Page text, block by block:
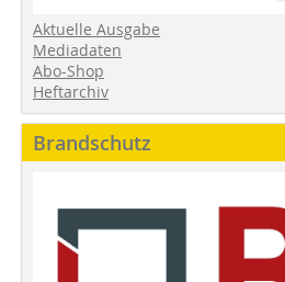
Aktuelle Ausgabe
Mediadaten
Abo-Shop
Heftarchiv
Brandschutz